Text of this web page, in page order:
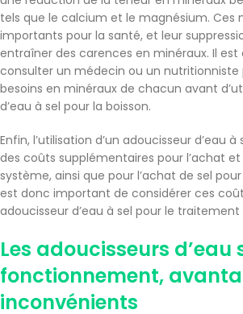
tels que le calcium et le magnésium. Ces
importants pour la santé, et leur
entraîner des carences en minéraux. Il
consulter un médecin ou un nutritionniste
besoins en minéraux de chacun avant
d’eau à sel pour la boisson.
Enfin, l’utilisation d’un adoucisseur d’eau
des coûts supplémentaires pour l’achat et
système, ainsi que pour l’achat de sel
est donc important de considérer ces
adoucisseur d’eau à sel pour le traitement
Les adoucisseurs d’eau
fonctionnement,
inconvénients